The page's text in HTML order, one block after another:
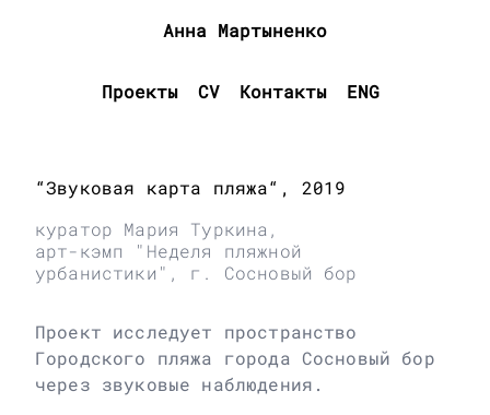
Анна Мартыненко
Проекты CV Контакты ENG
“Звуковая карта пляжа“, 2019
куратор Мария Туркина,
арт-кэмп "Неделя пляжной
урбанистики", г. Сосновый бор
Проект исследует пространство
Городского пляжа города Сосновый бор
через звуковые наблюдения.